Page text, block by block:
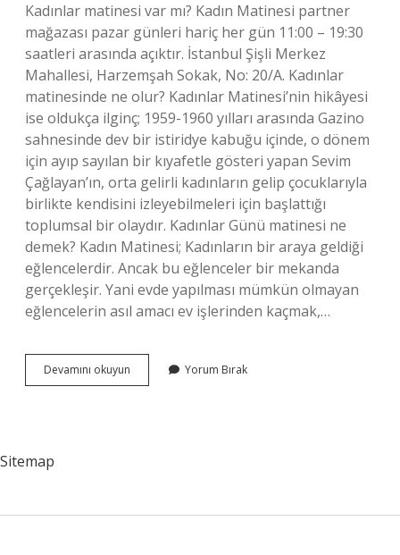
Kadınlar matinesi var mı? Kadın Matinesi partner
mağazası pazar günleri hariç her gün 11:00 – 19:30
saatleri arasında açıktır. İstanbul Şişli Merkez
Mahallesi, Harzemşah Sokak, No: 20/A. Kadınlar
matinesinde ne olur? Kadınlar Matinesi’nin hikâyesi
ise oldukça ilginç; 1959-1960 yılları arasında Gazino
sahnesinde dev bir istiridye kabuğu içinde, o dönem
için ayıp sayılan bir kıyafetle gösteri yapan Sevim
Çağlayan’ın, orta gelirli kadınların gelip çocuklarıyla
birlikte kendisini izleyebilmeleri için başlattığı
toplumsal bir olaydır. Kadınlar Günü matinesi ne
demek? Kadın Matinesi; Kadınların bir araya geldiği
eğlencelerdir. Ancak bu eğlenceler bir mekanda
gerçekleşir. Yani evde yapılması mümkün olmayan
eğlencelerin asıl amacı ev işlerinden kaçmak,…
Devamını okuyun Kadınlar
Matinesi
Yorum Bırak
Sitemap